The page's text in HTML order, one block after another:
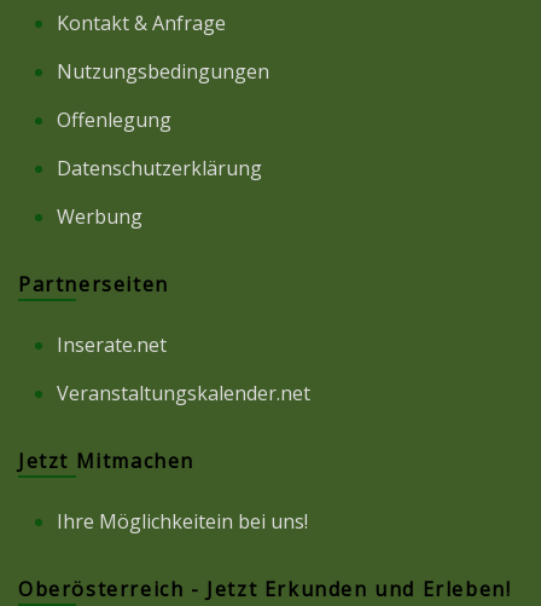
Kontakt & Anfrage
Nutzungsbedingungen
Offenlegung
Datenschutzerklärung
Werbung
Partnerseiten
Inserate.net
Veranstaltungskalender.net
Jetzt Mitmachen
Ihre Möglichkeitein bei uns!
Oberösterreich - Jetzt Erkunden und Erleben!